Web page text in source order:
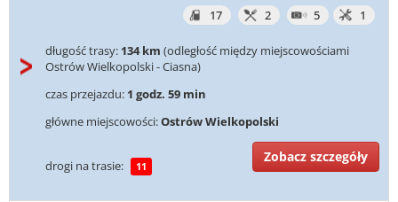
17
2 5 1
długość trasy: 134 km (odległość między miejscowościami
Ostrów Wielkopolski - Ciasna)
czas przejazdu: 1 godz. 59 min
główne miejscowości:Ostrów Wielkopolski
drogi na trasie: 11
Zobacz szczegóły